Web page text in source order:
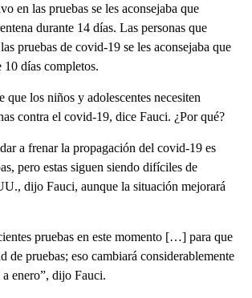
en las pruebas se les aconsejaba que
durante 14 días. Las personas que
pruebas de covid-19 se les aconsejaba que
10 días completos.
que los niños y adolescentes necesiten
contra el covid-19, dice Fauci. ¿Por qué?
a frenar la propagación del covid-19 es
pero estas siguen siendo difíciles de
dijo Fauci, aunque la situación mejorará
pruebas en este momento […] para que
de pruebas; eso cambiará considerablemente
enero”, dijo Fauci.